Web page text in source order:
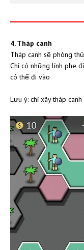
4. Tháp canh
Tháp canh sẽ phòng
Chỉ có những lính phe
có thể đi vào
Lưu ý: chỉ xây tháp